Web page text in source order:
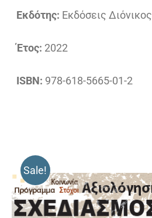
Εκδότης: Εκδόσεις Διόνικος
Έτος: 2022
ISBN: 978-618-5665-01-2
Sale!